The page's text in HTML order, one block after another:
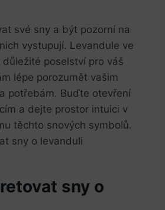
své sny a být pozorní na
vystupují. Levandule ve
poselství pro váš
lépe porozumět vašim
potřebám. Buďte otevření
a dejte prostor intuici v
těchto snových symbolů.
sny o